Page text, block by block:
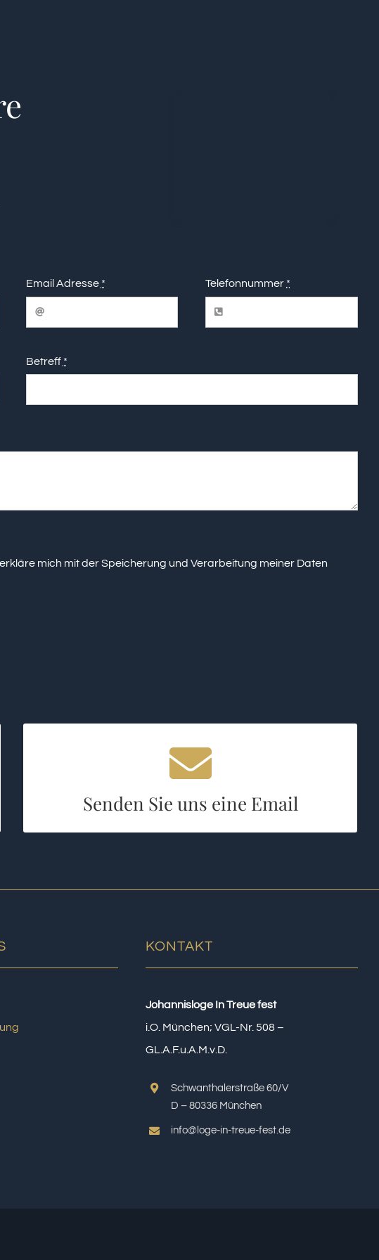
Email Adresse * Telefonnummer *
Betreff *
mich mit der Speicherung und Verarbeitung meiner Daten
Senden Sie uns eine Email
E-Mail Adresse:
info@loge-in-treue-fest.de
KONTAKT
Johannisloge In Treue fest
i.O. München; VGL-Nr. 508 –
GL.A.F.u.A.M.v.D.
Schwanthalerstraße 60/V
D – 80336 München
info@loge-in-treue-fest.de